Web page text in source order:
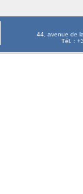
44, avenue de
Tél. :